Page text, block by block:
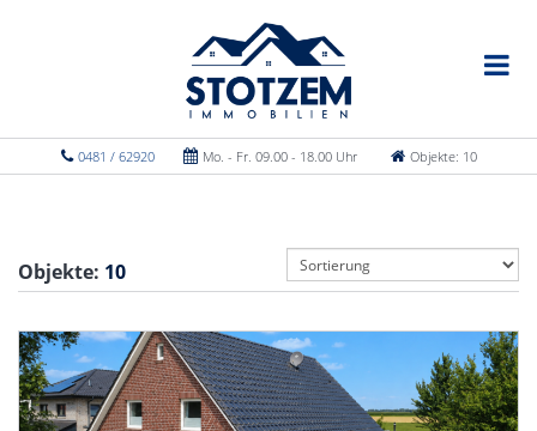
0481 / 62920 Mo. - Fr. 09.00 - 18.00 Uhr Objekte: 10
Objekte: 10